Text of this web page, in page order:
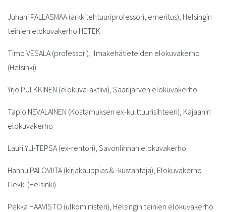
Juhani PALLASMAA (arkkitehtuuriprofessori, emeritus), Helsingin
teinien elokuvakerho HETEK
Timo VESALA (professori), Ilmakehätieteiden elokuvakerho
(Helsinki)
Yrjö PULKKINEN (elokuva-aktiivi), Saarijärven elokuvakerho
Tapio NEVALAINEN (Kostamuksen ex-kulttuurisihteeri), Kajaanin
elokuvakerho
Lauri YLI-TEPSA (ex-rehtori), Savonlinnan elokuvakerho
Hannu PALOVIITA (kirjakauppias & -kustantaja), Elokuvakerho
Liekki (Helsinki)
Pekka HAAVISTO (ulkoministeri), Helsingin teinien elokuvakerho